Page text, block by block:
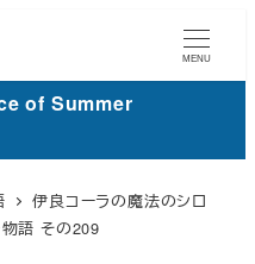
MENU
of Summer
伊良コーラの魔法のシロ
語 その209